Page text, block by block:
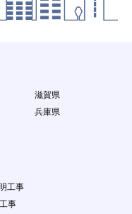
ものと
通信回
、サポー
他の担
。
管理
るパス
滋賀県
兵庫県
工事
事